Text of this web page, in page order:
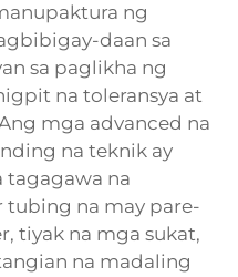
ng
daan sa
sa paglikha ng
na toleransya at
mga advanced na
na teknik ay
na
na may pare-
tiyak na mga sukat,
na madaling